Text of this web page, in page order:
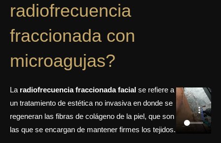
radiofrecuencia
fraccionada con
microagujas?
La radiofrecuencia fraccionada facial se refiere a
un tratamiento de estética no invasiva en donde se
regeneran las fibras de colágeno de la piel, que son
las que se encargan de mantener firmes los tejidos.